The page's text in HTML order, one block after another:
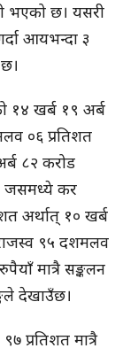
भएको छ। यसरी
आयभन्दा ३
१४ खर्ब १९ अर्ब
०६ प्रतिशत
८२ करोड
जसमध्ये कर
अर्थात् १० खर्ब
९५ दशमलव
मात्रै सङ्कलन
देखाउँछ।
प्रतिशत मात्रै